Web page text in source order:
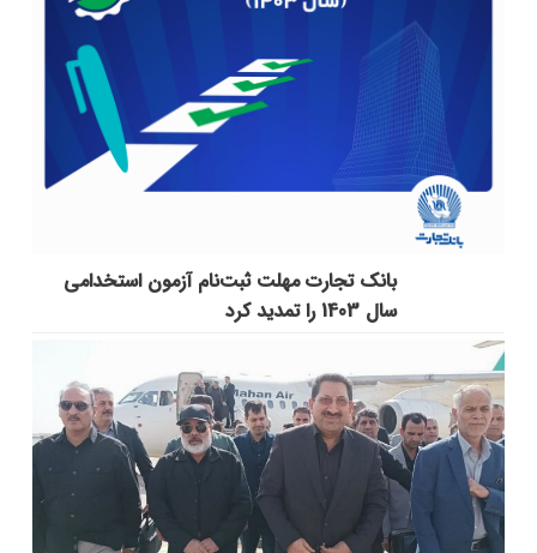
بانک تجارت مهلت ثبت‌نام آزمون استخدامی
سال 1403 را تمدید کرد